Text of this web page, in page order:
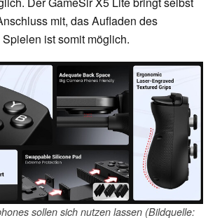
mit, das Aufladen des
ist somit möglich.
sollen sich nutzen lassen (Bildquelle: